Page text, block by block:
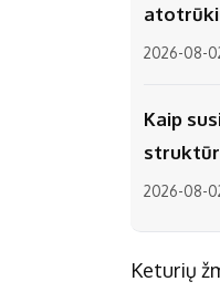
2026-08-
Kaip
2026-08-
Keturių